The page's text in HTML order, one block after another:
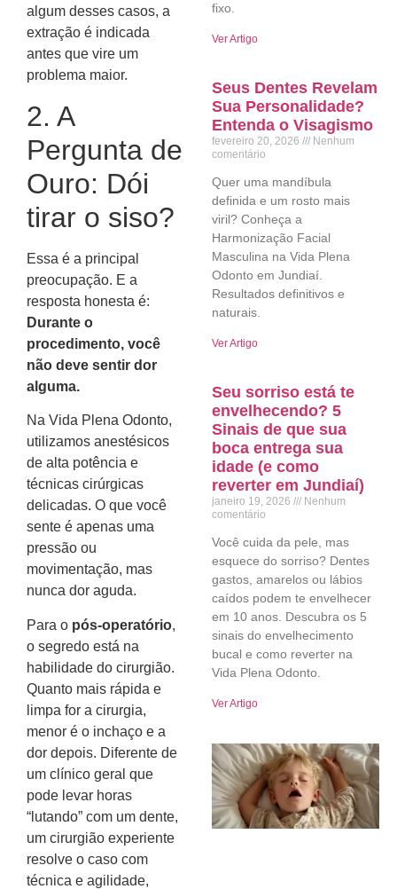
algum desses casos, a
extração é indicada
antes que vire um
problema maior.
2. A
Pergunta de
Ouro: Dói
tirar o siso?
Essa é a principal
preocupação. E a
resposta honesta é:
Durante o
procedimento, você
não deve sentir dor
alguma.
Na Vida Plena Odonto,
utilizamos anestésicos
de alta potência e
técnicas cirúrgicas
delicadas. O que você
sente é apenas uma
pressão ou
movimentação, mas
nunca dor aguda.
Para o pós-operatório,
o segredo está na
habilidade do cirurgião.
Quanto mais rápida e
limpa for a cirurgia,
menor é o inchaço e a
dor depois. Diferente de
um clínico geral que
pode levar horas
“lutando” com um dente,
um cirurgião experiente
resolve o caso com
técnica e agilidade,
fixo.
Ver Artigo
Seus Dentes Revelam
Sua Personalidade?
Entenda o Visagismo
fevereiro 20, 2026
Nenhum
comentário
Quer uma mandíbula
definida e um rosto mais
viril? Conheça a
Harmonização Facial
Masculina na Vida Plena
Odonto em Jundiaí.
Resultados definitivos e
naturais.
Ver Artigo
Seu sorriso está te
envelhecendo? 5
Sinais de que sua
boca entrega sua
idade (e como
reverter em Jundiaí)
janeiro 19, 2026
Nenhum
comentário
Você cuida da pele, mas
esquece do sorriso? Dentes
gastos, amarelos ou lábios
caídos podem te envelhecer
em 10 anos. Descubra os 5
sinais do envelhecimento
bucal e como reverter na
Vida Plena Odonto.
Ver Artigo